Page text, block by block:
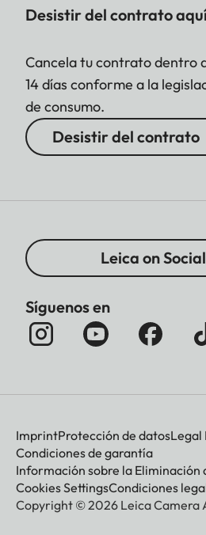
Desistir del contrato
Cancela tu contrato dentro
14 días conforme a la
de consumo.
Desistir del contrato
Leica on
Síguenos en
ImprintProtección de datosLegal
Condiciones de garantía
Información sobre la Eliminación
Cookies SettingsCondiciones
Copyright © 2026 Leica Camera